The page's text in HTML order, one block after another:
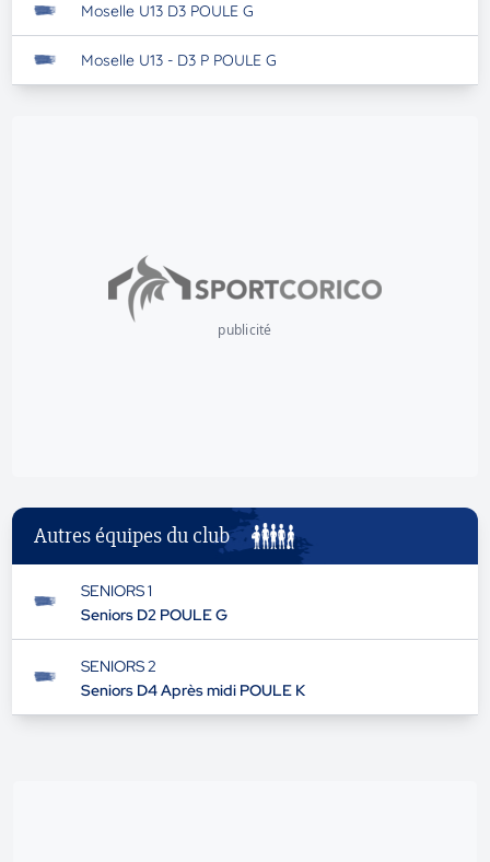
Moselle U13 D3 POULE G
Moselle U13 - D3 P POULE G
publicité
Autres équipes du club
SENIORS 1
Seniors D2 POULE G
SENIORS 2
Seniors D4 Après midi POULE K